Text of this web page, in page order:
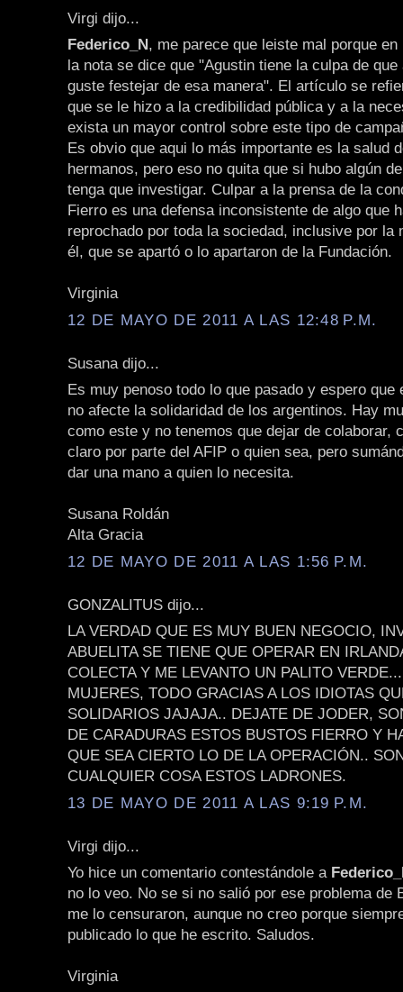
Virgi dijo...
Federico_N, me parece que leiste mal porque en
la nota se dice que "Agustin tiene la culpa de que
guste festejar de esa manera". El artículo se
que se le hizo a la credibilidad pública y a la
exista un mayor control sobre este tipo de
Es obvio que aqui lo más importante es la salud
hermanos, pero eso no quita que si hubo algún
tenga que investigar. Culpar a la prensa de la
Fierro es una defensa inconsistente de algo que
reprochado por toda la sociedad, inclusive por la
él, que se apartó o lo apartaron de la Fundación.
Virginia
12 DE MAYO DE 2011 A LAS 12:48 P.M.
Susana dijo...
Es muy penoso todo lo que pasado y espero que
no afecte la solidaridad de los argentinos. Hay
como este y no tenemos que dejar de colaborar,
claro por parte del AFIP o quien sea, pero
dar una mano a quien lo necesita.
Susana Roldán
Alta Gracia
12 DE MAYO DE 2011 A LAS 1:56 P.M.
GONZALITUS dijo...
LA VERDAD QUE ES MUY BUEN NEGOCIO,
ABUELITA SE TIENE QUE OPERAR EN
COLECTA Y ME LEVANTO UN PALITO
MUJERES, TODO GRACIAS A LOS IDIOTAS
SOLIDARIOS JAJAJA.. DEJATE DE JODER,
DE CARADURAS ESTOS BUSTOS FIERRO Y
QUE SEA CIERTO LO DE LA OPERACIÓN..
CUALQUIER COSA ESTOS LADRONES.
13 DE MAYO DE 2011 A LAS 9:19 P.M.
Virgi dijo...
Yo hice un comentario contestándole a
no lo veo. No se si no salió por ese problema de
me lo censuraron, aunque no creo porque
publicado lo que he escrito. Saludos.
Virginia